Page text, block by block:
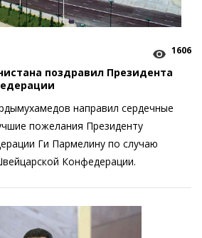
1606
поздравил Президента
направил сердечные
пожелания Президенту
Ги Пармелину по случаю
Конфедерации.